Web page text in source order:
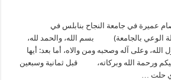
عميرة في جامعة النجاح بنابلس في
من كتلة الوعي بالجامعة) بسم الله، والحمد لله،
وعلى آله وصحبه ومن والاه، أما بعد: أيها
ورحمة الله وبركاته، قبل ثمانية وسبعين
حلت …